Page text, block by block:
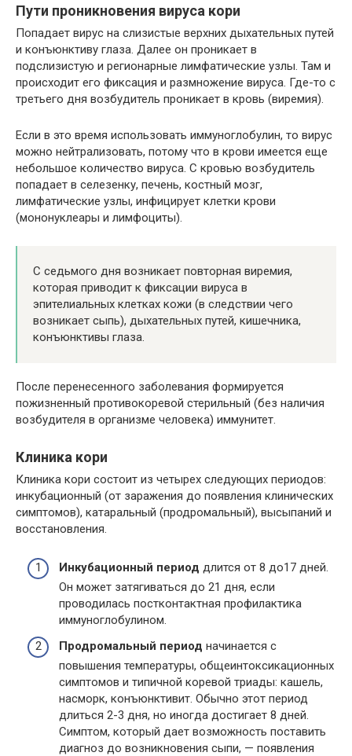
Пути проникновения вируса кори
Попадает вирус на слизистые верхних дыхательных путей
и конъюнктиву глаза. Далее он проникает в
подслизистую и регионарные лимфатические узлы. Там и
происходит его фиксация и размножение вируса. Где-то с
третьего дня возбудитель проникает в кровь (виремия).
Если в это время использовать иммуноглобулин, то вирус
можно нейтрализовать, потому что в крови имеется еще
небольшое количество вируса. С кровью возбудитель
попадает в селезенку, печень, костный мозг,
лимфатические узлы, инфицирует клетки крови
(мононуклеары и лимфоциты).
С седьмого дня возникает повторная виремия,
которая приводит к фиксации вируса в
эпителиальных клетках кожи (в следствии чего
возникает сыпь), дыхательных путей, кишечника,
конъюнктивы глаза.
После перенесенного заболевания формируется
пожизненный противокоревой стерильный (без наличия
возбудителя в организме человека) иммунитет.
Клиника кори
Клиника кори состоит из четырех следующих периодов:
инкубационный (от заражения до появления клинических
симптомов), катаральный (продромальный), высыпаний и
восстановления.
Инкубационный период длится от 8 до17 дней.
Он может затягиваться до 21 дня, если
проводилась постконтактная профилактика
иммуноглобулином.
Продромальный период начинается с
повышения температуры, общеинтоксикационных
симптомов и типичной коревой триады: кашель,
насморк, конъюнктивит. Обычно этот период
длиться 2-3 дня, но иногда достигает 8 дней.
Симптом, который дает возможность поставить
диагноз до возникновения сыпи, — появления